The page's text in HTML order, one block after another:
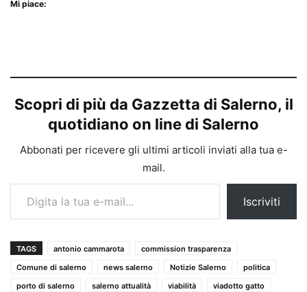
Mi piace:
Scopri di più da Gazzetta di Salerno, il
quotidiano on line di Salerno
Abbonati per ricevere gli ultimi articoli inviati alla tua e-
mail.
Digita la tua e-mail...
Iscriviti
TAGS antonio cammarota
commission trasparenza
Comune di salerno
news salerno Notizie Salerno
politica
porto di salerno
salerno attualità viabilità viadotto gatto